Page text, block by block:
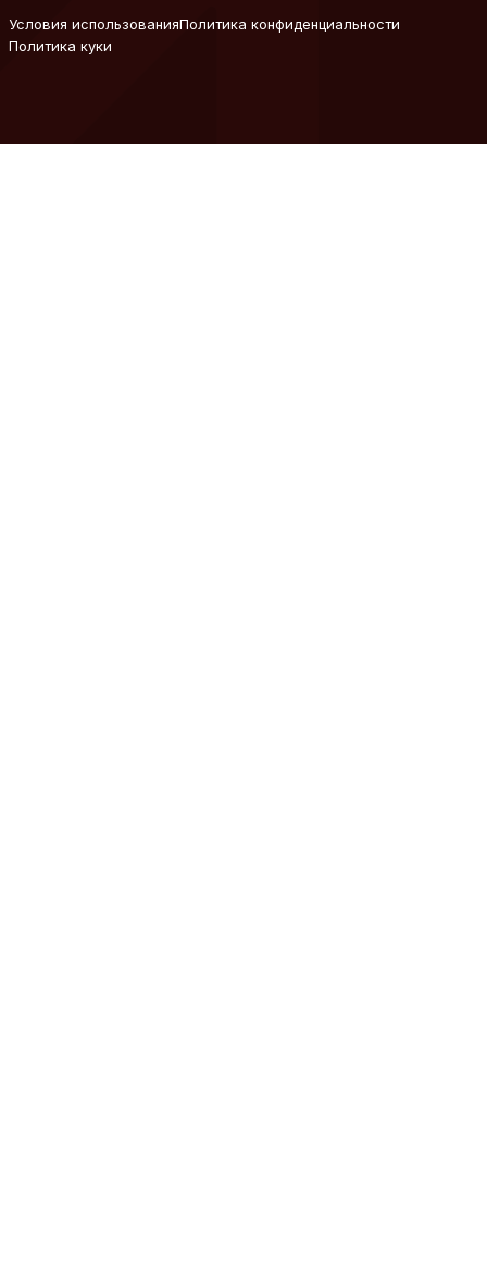
Условия использованияПолитика конфиденциальности
Политика куки